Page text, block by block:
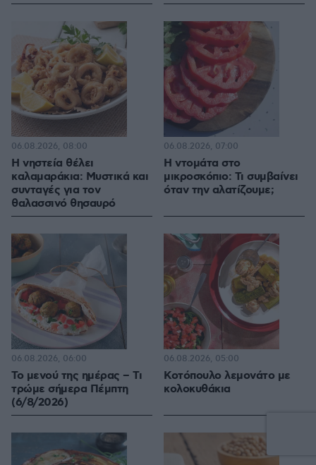
Η νηστεία θέλει
καλαμαράκια: Μυστικά και
συνταγές για τον
θαλασσινό θησαυρό
06.08.2026, 08:00
Η ντομάτα στο
μικροσκόπιο: Τι συμβαίνει
όταν την αλατίζουμε;
06.08.2026, 07:00
Το μενού της ημέρας – Τι
τρώμε σήμερα Πέμπτη
(6/8/2026)
06.08.2026, 06:00
Κοτόπουλο λεμονάτο με
κολοκυθάκια
06.08.2026, 05:00